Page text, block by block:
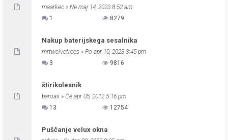
maarkec » Ne maj 14, 2023 8:52 am
1
8279
Nakup baterijskega sesalnika
mrtwelvetrees » Po apr 10, 2023 3:45 pm
3
9816
štirikolesnik
baroax » Če apr 05, 2012 5:16 pm
13
12754
Puščanje velux okna